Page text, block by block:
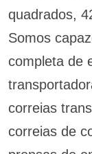
quadrados,
Somos
completa de
correias
correias de